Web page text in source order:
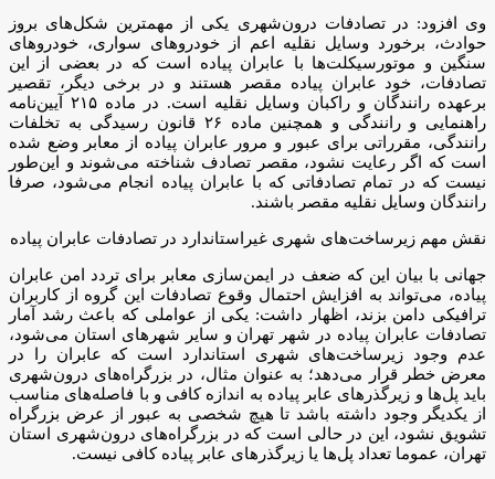
وی افزود: در تصادفات درون‌شهری یکی از مهمترین شکل‌های بروز
حوادث، برخورد وسایل نقلیه اعم از خودروهای سواری، خودروهای
سنگین و موتورسیکلت‌ها با عابران پیاده است که در بعضی از این
تصادفات، خود عابران پیاده مقصر هستند و در برخی دیگر، تقصیر
برعهده رانندگان و راکبان وسایل نقلیه است. در ماده ۲۱۵ آیین‌نامه
راهنمایی و رانندگی و همچنین ماده ۲۶ قانون رسیدگی به تخلفات
رانندگی، مقرراتی برای عبور و مرور عابران پیاده از معابر وضع شده
است که اگر رعایت نشود، مقصر تصادف شناخته می‌شوند و این‌طور
نیست که در تمام تصادفاتی که با عابران پیاده انجام می‌شود، صرفا
رانندگان وسایل نقلیه مقصر باشند.
نقش مهم زیرساخت‌های شهری غیراستاندارد در تصادفات عابران پیاده
جهانی با بیان این که ضعف در ایمن‌سازی معابر برای تردد امن عابران
پیاده، می‌تواند به افزایش احتمال وقوع تصادفات این گروه از کاربران
ترافیکی دامن بزند، اظهار داشت: یکی از عواملی که باعث رشد آمار
تصادفات عابران پیاده در شهر تهران و سایر شهرهای استان می‌شود،
عدم وجود زیرساخت‌های شهری استاندارد است که عابران را در
معرض خطر قرار می‌دهد؛ به عنوان مثال، در بزرگراه‌های درون‌شهری
باید پل‌ها و زیرگذرهای عابر پیاده به اندازه کافی و با فاصله‌های مناسب
از یکدیگر وجود داشته باشد تا هیچ شخصی به عبور از عرض بزرگراه
تشویق نشود، این در حالی است که در بزرگراه‌های درون‌شهری استان
تهران، عموما تعداد پل‌ها یا زیرگذرهای عابر پیاده کافی نیست.